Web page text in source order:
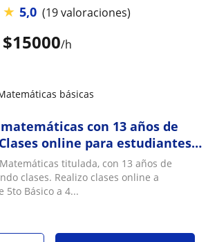
$15000/h
★ 5,0 (19 valoraciones)
básicas
con 13 años de
online para estudiantes
a cuarto medio y
titulada, con 13 años de
clases. Realizo clases online a
5to Básico a 4...